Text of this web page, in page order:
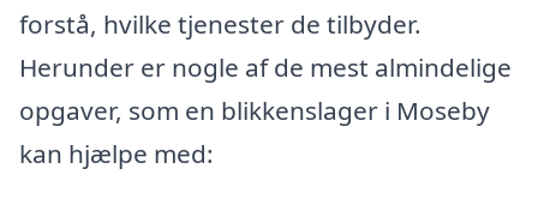
forstå, hvilke tjenester de tilbyder.
Herunder er nogle af de mest almindelige
opgaver, som en blikkenslager i Moseby
kan hjælpe med: